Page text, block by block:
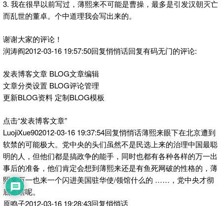
3. 我在很早以前写过，薄熙来不可能是曹操，最多是引发汉朝灭亡
而乱世的董卓。个中道理我会写出来的。
谢谢大家的评论！
润涛阎2012-03-16 19:57:50回复悄悄话回复有码无门的评论:
发表博客文章 BLOG文章编辑
文章分类设置 BLOG评论管理
更新BLOG资料 定制BLOG模板
点击“发表博客文章”
LuojiXue902012-03-16 19:37:54回复悄悄话薄熙来眼下在北京遭到
软禁的可能极大。党中央的头们虽然不是民选上来的治理中国最聪
明的人，但他们都是搞政争的能手，同时也都有各种各样的万一出
事后的准备，他们肯定会想到薄熙来还是有鱼死网破的性格的，薄
熙来万一也来一个闪进美国驻华使/领馆什么的 ……，党中央才彻
底抓瞎呢。
原鸣子2012-03-16 19:28:43回复悄悄话